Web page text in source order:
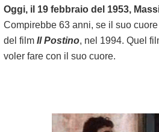
Oggi, il 19 febbraio del 1953,
Compirebbe 63 anni, se il suo
del film Il Postino, nel 1994. Quel
voler fare con il suo cuore.